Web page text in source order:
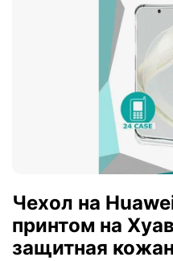
Чехол на
принтом на
защитная